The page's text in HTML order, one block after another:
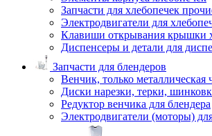
Запчасти для хлебопечек
Электродвигатели для
Клавиши открывания крышки
Диспенсеры и детали для
Запчасти для блендеров
Венчик, только металлическая
Диски нарезки, терки,
Редуктор венчика для блендера
Электродвигатели (моторы)